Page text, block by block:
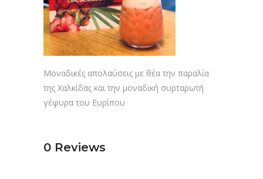
Μοναδικές απολαύσεις με θέα την παραλία
της Χαλκίδας και την μοναδική συρταρωτή
γέφυρα του Ευρίπου
0 Reviews